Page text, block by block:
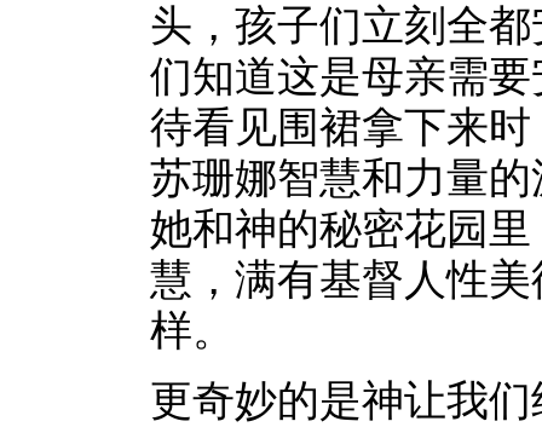
头，孩子们立刻全
们知道这是母亲需
待看见围裙拿下来
苏珊娜智慧和力量
她和神的秘密花园
慧，满有基督人性
样。
更奇妙的是神让我